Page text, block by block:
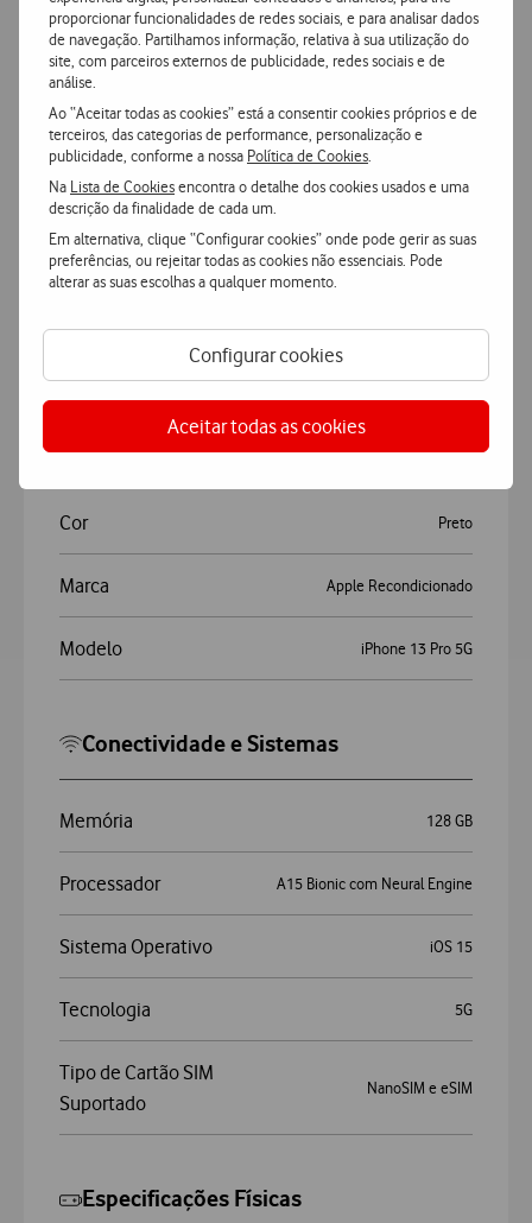
proporcionar funcionalidades de redes sociais, e para analisar dados
de navegação. Partilhamos informação, relativa à sua utilização do
site, com parceiros externos de publicidade, redes sociais e de
análise.
Ao “Aceitar todas as cookies” está a consentir cookies próprios e de
terceiros, das categorias de performance, personalização e
publicidade, conforme a nossa Política de Cookies
Na Lista de Cookiesencontra o detalhe dos cookies usados e uma
descrição da finalidade de cada um.
Em alternativa, clique “Configurar cookies” onde pode gerir as suas
preferências, ou rejeitar todas as cookies não essenciais. Pode
alterar as suas escolhas a qualquer momento.
Configurar cookies
Aceitar todas as cookies
Adicionar
Características
Accordeon
Mais Características
Apple Recondicionado iPhone 13 Pro 5G
Geral
Cor Preto
Marca Apple Recondicionado
Modelo iPhone 13 Pro 5G
Conectividade e Sistemas
Memória 128 GB
Processador A15 Bionic com Neural Engine
Sistema Operativo iOS 15
Tecnologia 5G
Tipo de Cartão SIM
Suportado
NanoSIM e eSIM
Especificações Físicas